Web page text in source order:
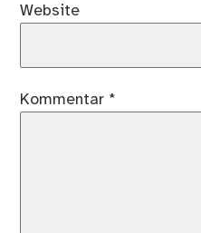
Website
Kommentar *